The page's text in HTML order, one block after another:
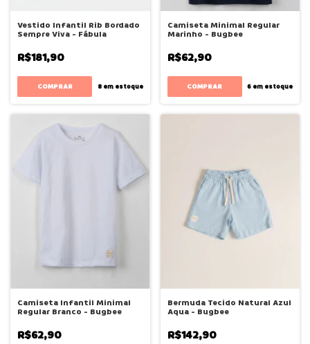
Vestido Infantil Rib Bordado
Sempre Viva - Fábula
R$181,90
COMPRAR 8em estoque
Camiseta Minimal Regular
Marinho - Bugbee
R$62,90
COMPRAR 6 em estoque
Camiseta Infantil Minimal
Regular Branco - Bugbee
R$62,90
Bermuda Tecido Natural Azul
Aqua - Bugbee
R$142,90